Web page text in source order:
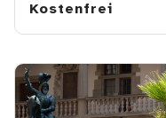
Kostenfrei